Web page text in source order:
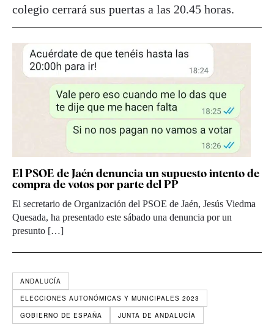
colegio cerrará sus puertas a las 20.45 horas.
El PSOE de Jaén denuncia un supuesto intento de
compra de votos por parte del PP
El secretario de Organización del PSOE de Jaén, Jesús Viedma
Quesada, ha presentado este sábado una denuncia por un
presunto […]
ANDALUCÍA
ELECCIONES AUTONÓMICAS Y MUNICIPALES 2023
GOBIERNO DE ESPAÑA
JUNTA DE ANDALUCÍA